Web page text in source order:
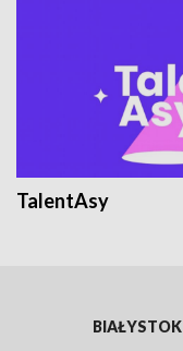
TalentAsy
BIAŁYSTOK